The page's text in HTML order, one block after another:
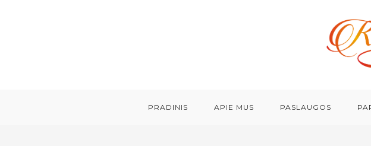
PRADINIS APIE MUS PASLAUGOS